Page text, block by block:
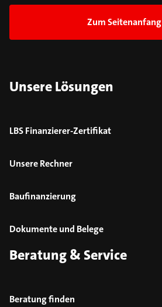
Zum Seitenanfang
Unsere Lösungen
LBS Finanzierer-Zertifikat
Unsere Rechner
Baufinanzierung
Dokumente und Belege
Beratung & Service
Beratung finden